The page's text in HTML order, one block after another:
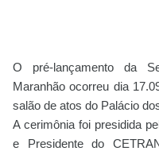
O pré-lançamento da
Maranhão ocorreu dia
salão de atos do Palácio
A cerimônia foi presidida
e Presidente do